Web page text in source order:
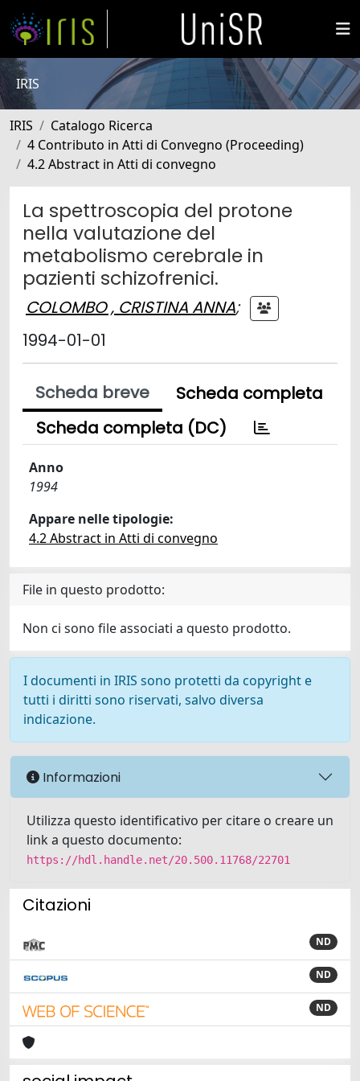
IRIS
IRIS
Catalogo Ricerca
4 Contributo in Atti di Convegno (Proceeding)
4.2 Abstract in Atti di convegno
La spettroscopia del protone
nella valutazione del
metabolismo cerebrale in
pazienti schizofrenici.
COLOMBO , CRISTINA ANNA;
1994-01-01
Scheda breve
Scheda completa
Scheda completa (DC)
Anno
1994
Appare nelle tipologie:
4.2 Abstract in Atti di convegno
File in questo prodotto:
Non ci sono file associati a questo prodotto.
I documenti in IRIS sono protetti da copyright e
tutti i diritti sono riservati, salvo diversa
indicazione.
Informazioni
Utilizza questo identificativo per citare o creare un
link a questo documento:
https://hdl.handle.net/20.500.11768/22701
Citazioni
ND
ND
ND